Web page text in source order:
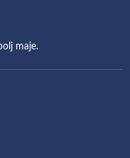
maje.